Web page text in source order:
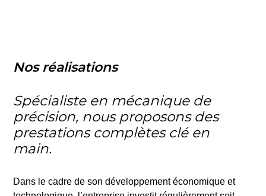
Nos réalisations
Spécialiste en mécanique de
précision, nous proposons des
prestations complètes clé en
main.
Dans le cadre de son développement économique et